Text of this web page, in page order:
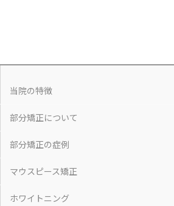
当院の特徴
部分矯正について
部分矯正の症例
マウスピース矯正
ホワイトニング